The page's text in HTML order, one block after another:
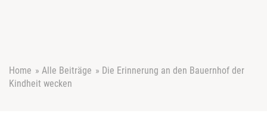
Home » Alle Beiträge » Die Erinnerung an den Bauernhof der
Kindheit wecken